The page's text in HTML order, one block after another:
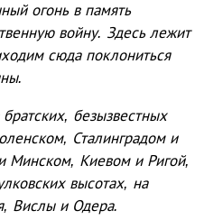
огонь в память
войну. Здесь лежит
сюда поклониться
безызвестных
Сталинградом и
Минском, Киевом и Ригой,
высотах, на
Вислы и Одера.